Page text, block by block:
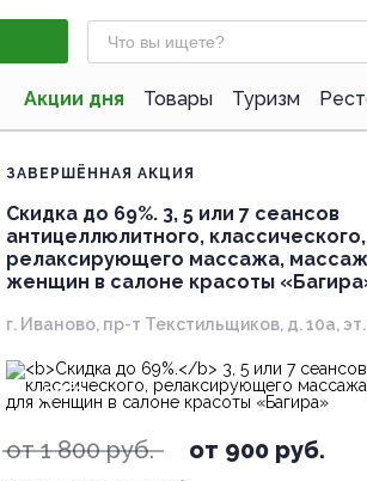
Акции дня Товары Туризм
ЗАВЕРШЁННАЯ АКЦИЯ
Скидка до 69%. 3, 5 или 7 сеансов
антицеллюлитного, классического,
релаксирующего массажа,
женщин в салоне красоты
г. Иваново, пр-т Текстильщиков, д. 10а, эт.
- 50%
от 1 800 руб. от 900 руб.